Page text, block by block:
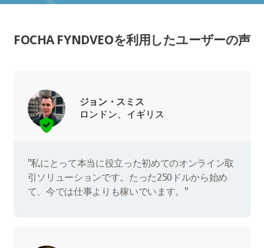
FOCHA FYNDVEOを利用したユーザーの声
ジョン・スミス
ロンドン、イギリス
"私にとって本当に役立った初めてのオンライン取
引ソリューションです。たった250ドルから始め
て、今では仕事よりも稼いでいます。"